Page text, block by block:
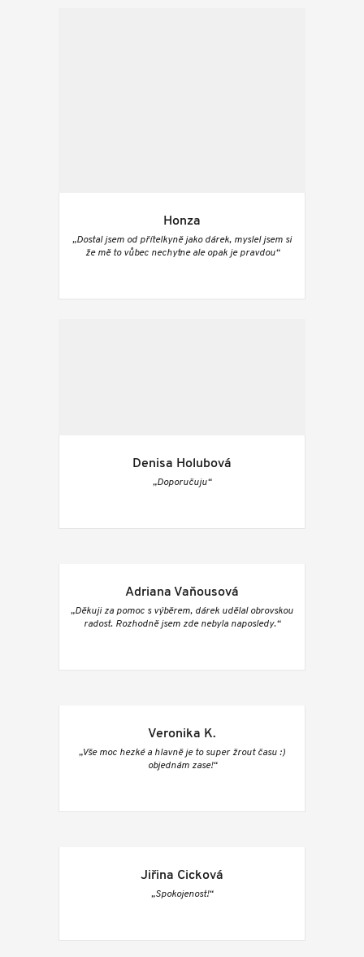
Honza
„Dostal jsem od přítelkyně jako dárek, myslel jsem si
že mě to vůbec nechytne ale opak je pravdou“
Denisa Holubová
„Doporučuju“
Adriana Vaňousová
„Děkuji za pomoc s výběrem, dárek udělal obrovskou
radost. Rozhodně jsem zde nebyla naposledy.“
Veronika K.
„Vše moc hezké a hlavně je to super žrout času :)
objednám zase!“
Jiřina Cicková
„Spokojenost!“